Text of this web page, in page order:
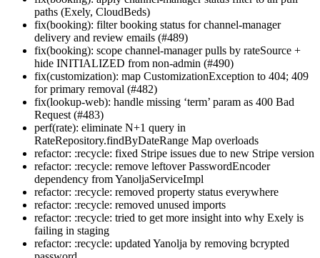
paths (Exely, CloudBeds)
fix(booking): filter booking status for channel-manager
delivery and review emails (#489)
fix(booking): scope channel-manager pulls by rateSource +
hide INITIALIZED from non-admin (#490)
fix(customization): map CustomizationException to 404; 409
for primary removal (#482)
fix(lookup-web): handle missing ‘term’ param as 400 Bad
Request (#483)
perf(rate): eliminate N+1 query in
RateRepository.findByDateRange Map overloads
refactor: :recycle: fixed Stripe issues due to new Stripe version
refactor: :recycle: remove leftover PasswordEncoder
dependency from YanoljaServiceImpl
refactor: :recycle: removed property status everywhere
refactor: :recycle: removed unused imports
refactor: :recycle: tried to get more insight into why Exely is
failing in staging
refactor: :recycle: updated Yanolja by removing bcrypted